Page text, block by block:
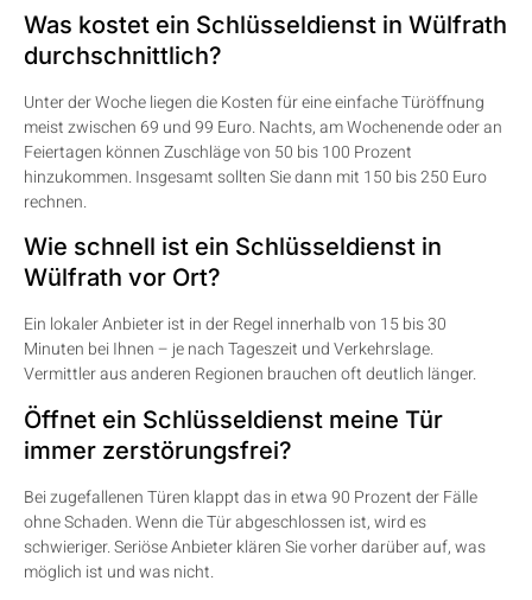
Was kostet ein Schlüsseldienst in Wülfrath
durchschnittlich?
Unter der Woche liegen die Kosten für eine einfache Türöffnung
meist zwischen 69 und 99 Euro. Nachts, am Wochenende oder an
Feiertagen können Zuschläge von 50 bis 100 Prozent
hinzukommen. Insgesamt sollten Sie dann mit 150 bis 250 Euro
rechnen.
Wie schnell ist ein Schlüsseldienst in
Wülfrath vor Ort?
Ein lokaler Anbieter ist in der Regel innerhalb von 15 bis 30
Minuten bei Ihnen – je nach Tageszeit und Verkehrslage.
Vermittler aus anderen Regionen brauchen oft deutlich länger.
Öffnet ein Schlüsseldienst meine Tür
immer zerstörungsfrei?
Bei zugefallenen Türen klappt das in etwa 90 Prozent der Fälle
ohne Schaden. Wenn die Tür abgeschlossen ist, wird es
schwieriger. Seriöse Anbieter klären Sie vorher darüber auf, was
möglich ist und was nicht.